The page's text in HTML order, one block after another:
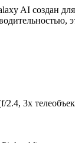
AI создан
3x